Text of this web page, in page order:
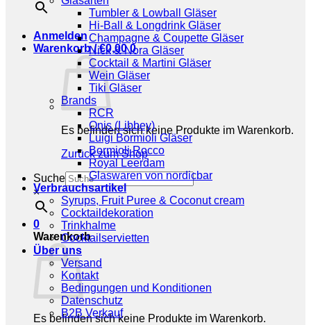
Anmelden
Warenkorb /€0,00 0
Es befinden sich keine Produkte im Warenkorb.
Zurück zum Shop
Suche
×
0
Warenkorb
Es befinden sich keine Produkte im Warenkorb.
Tumbler & Lowball Gläser
Hi-Ball & Longdrink Gläser
Champagne & Coupette Gläser
Nick & Nora Gläser
Cocktail & Martini Gläser
Wein Gläser
Tiki Gläser
Brands
RCR
Onis (Libbey)
Luigi Bormioli Gläser
Bormioli Rocco
Royal Leerdam
Glaswaren von nordicbar
Verbrauchsartikel
Syrups, Fruit Puree & Coconut cream
Cocktaildekoration
Trinkhalme
Cocktailservietten
Über uns
Versand
Kontakt
Bedingungen und Konditionen
Datenschutz
B2B Verkauf